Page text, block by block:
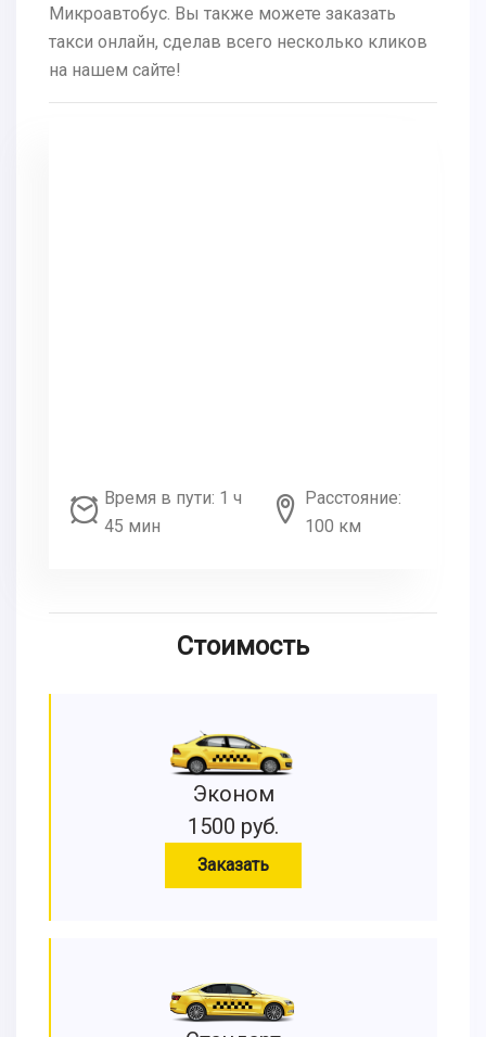
Микроавтобус. Вы также можете заказать
такси онлайн, сделав всего несколько кликов
на нашем сайте!
Время в пути: 1 ч
45 мин
Расстояние:
100 км
Стоимость
Эконом
1500 руб.
Заказать